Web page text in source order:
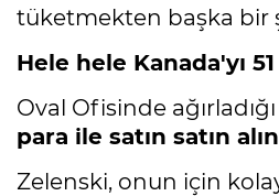
tüketmekten başka bir
Hele hele Kanada'yı
Oval Ofisinde
para ile satın satın
Zelenski, onun için